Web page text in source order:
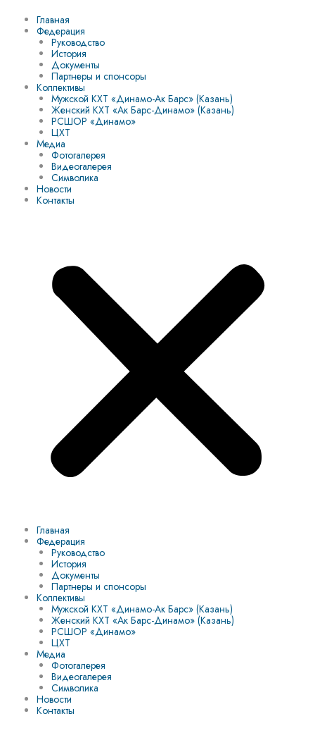
Главная
Федерация
Руководство
История
Документы
Партнеры и спонсоры
Коллективы
Мужской КХТ «Динамо-Ак Барс» (Казань)
Женский КХТ «Ак Барс-Динамо» (Казань)
РСШОР «Динамо»
ЦХТ
Медиа
Фотогалерея
Видеогалерея
Символика
Новости
Контакты
Главная
Федерация
Руководство
История
Документы
Партнеры и спонсоры
Коллективы
Мужской КХТ «Динамо-Ак Барс» (Казань)
Женский КХТ «Ак Барс-Динамо» (Казань)
РСШОР «Динамо»
ЦХТ
Медиа
Фотогалерея
Видеогалерея
Символика
Новости
Контакты